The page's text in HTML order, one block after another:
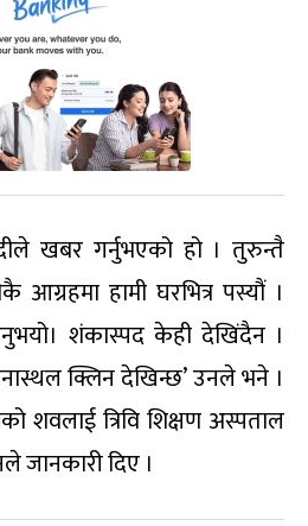
खबर गर्नुभएको हो । तुरुन्तै
आग्रहमा हामी घरभित्र पस्यौं ।
शंकास्पद केही देखिंदैन ।
क्लिन देखिन्छ’ उनले भने ।
शवलाई त्रिवि शिक्षण अस्पताल
जानकारी दिए ।